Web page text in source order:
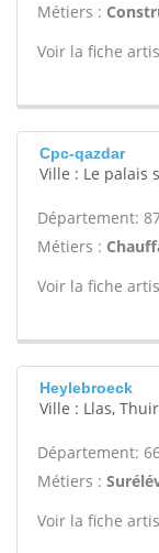
Métiers :
Voir la fiche
Cpc-qazdar
Ville : Le palais
Département:
Métiers :
Voir la fiche
Heylebroeck
Ville : Llas, Thuir
Département:
Métiers :
Voir la fiche